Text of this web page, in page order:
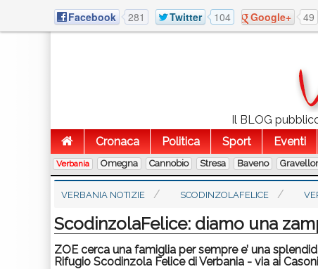
Facebook 281 Twitter 104 Google+ 49
Il BLOG
Cronaca
Politica Sport Eventi
Verbania Omegna Cannobio Stresa Baveno
VERBANIA NOTIZIE SCODINZOLAFELICE
ScodinzolaFelice: diamo una
ZOE cerca una famiglia per sempre e’ una
Rifugio Scodinzola Felice di Verbania - via ai